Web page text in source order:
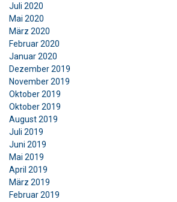
Juli 2020
Mai 2020
März 2020
Februar 2020
Januar 2020
Dezember 2019
November 2019
Oktober 2019
Oktober 2019
August 2019
Juli 2019
Juni 2019
Mai 2019
April 2019
März 2019
Februar 2019
DETAILS ANZEIGEN